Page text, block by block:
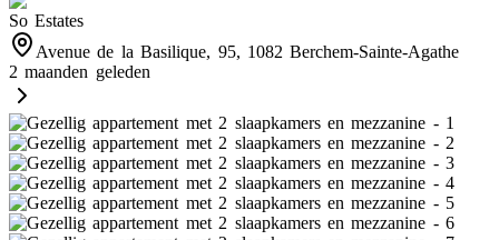
So Estates
Avenue de la Basilique, 95, 1082 Berchem-Sainte-Agathe
2 maanden geleden